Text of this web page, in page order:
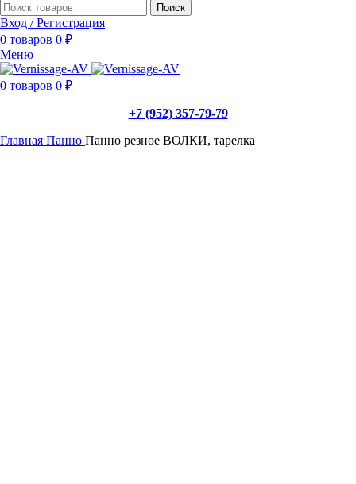
Поиск
Вход / Регистрация
0 товаров 0 ₽
Меню
0 товаров 0 ₽
+7 (952) 357-79-79
Главная Панно Панно резное ВОЛКИ, тарелка